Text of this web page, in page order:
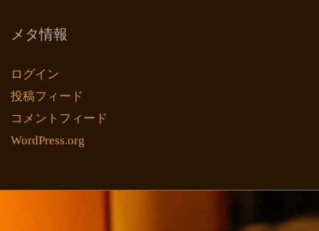
メタ情報
ログイン
投稿フィード
コメントフィード
WordPress.org